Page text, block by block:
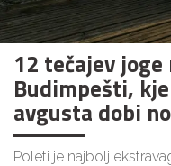
12 tečajev
Budimpešti,
avgusta dobi
Poleti je najbolj